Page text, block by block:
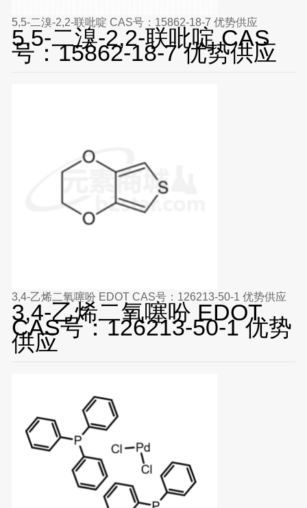
5,5-二溴-2,2-联吡啶 CAS号：15862-18-7 优势供应
5,5-二溴-2,2-联吡啶 CAS
号：15862-18-7 优势供应
3,4-乙烯二氧噻吩 EDOT CAS号：126213-50-1 优势供应
3,4-乙烯二氧噻吩 EDOT
CAS号：126213-50-1 优势
供应